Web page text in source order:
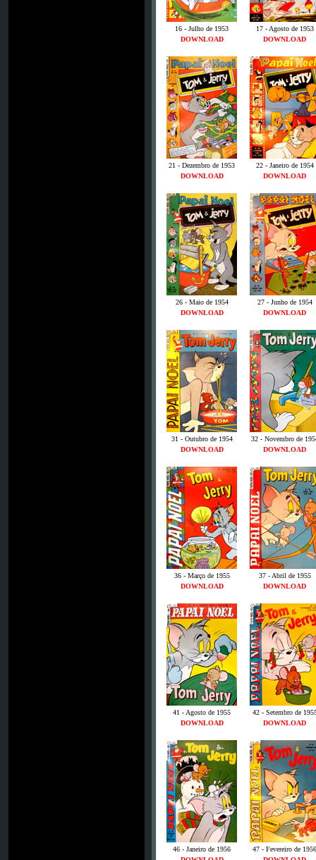
16 - Julho de 1953
17 - Agosto de 1953
DOWNLOAD
DOWNLOAD
21 - Dezembro de 1953
22 - Janeiro de 1954
DOWNLOAD
DOWNLOAD
26 - Maio de 1954
27 - Junho de 1954
DOWNLOAD
DOWNLOAD
31 - Outubro de 1954
32 - Novembro de
DOWNLOAD
DOWNLOAD
36 - Março de 1955
37 - Abril de 1955
DOWNLOAD
DOWNLOAD
41 - Agosto de 1955
42 - Setembro de
DOWNLOAD
DOWNLOAD
46 - Janeiro de 1956
47 - Fevereiro de 1956